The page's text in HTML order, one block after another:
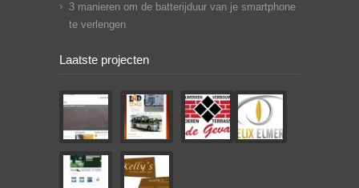
3 manieren om de batterijduur van je smartphone
te verlengen
Laatste projecten